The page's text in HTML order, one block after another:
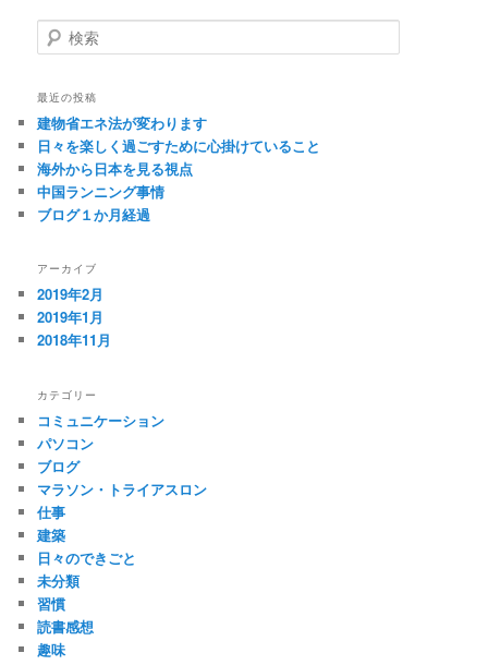
検
索
最近の投稿
建物省エネ法が変わります
日々を楽しく過ごすために心掛けていること
海外から日本を見る視点
中国ランニング事情
ブログ１か月経過
アーカイブ
2019年2月
2019年1月
2018年11月
カテゴリー
コミュニケーション
パソコン
ブログ
マラソン・トライアスロン
仕事
建築
日々のできごと
未分類
習慣
読書感想
趣味